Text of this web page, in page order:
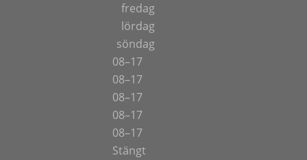
fredag
lördag
söndag
08–17
08–17
08–17
08–17
08–17
Stängt